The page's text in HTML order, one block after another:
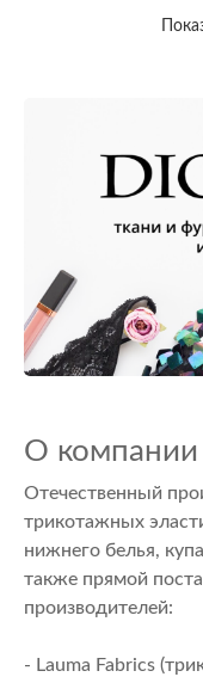
О компании
Отечественный
трикотажных
нижнего белья,
также прямой
производителей:
- Lauma Fabrics